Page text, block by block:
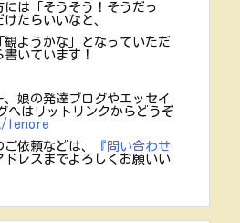
は「そうそう！そうだっ
たらいいなと、
観ようかな」となっていただ
いています！
娘の発達ブログやエッセイ
はリットリンクからどうぞ
依頼などは、
『問い合わせ
ドレスまでよろしくお願いい